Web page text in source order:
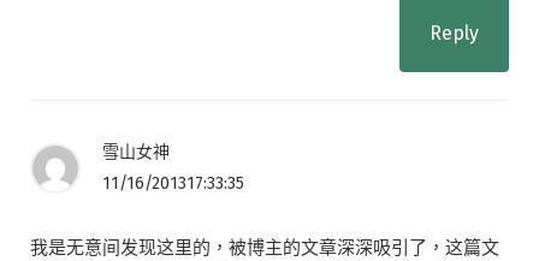
Reply
雪山女神
11/16/201317:33:35
我是无意间发现这里的，被博主的文章深深吸引了，这篇文